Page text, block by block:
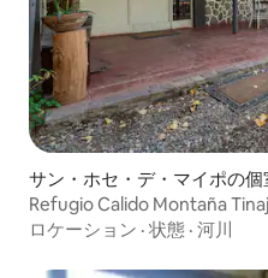
サン・ホセ・デ・マイポの個
Refugio Calido Montaña
ロケーション · 状態 · 河川